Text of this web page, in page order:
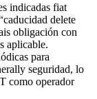
indicadas fiat
delete
obligación con
aplicable.
para
seguridad, lo
como operador